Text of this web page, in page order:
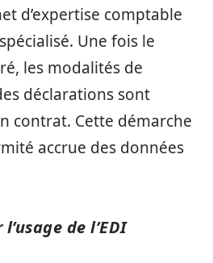
d’expertise comptable
Une fois le
les modalités de
déclarations sont
contrat. Cette démarche
accrue des données
de l’EDI